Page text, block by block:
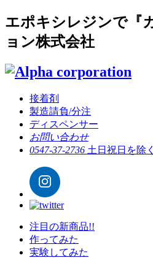
エポキシレジンで『
ョン株式会社
接着剤
製造請負/分注
ディスペンサー
お問い合わせ
0547-37-2736 土日祝日を除
注目の新商品!!
作ってみた
実験してみた